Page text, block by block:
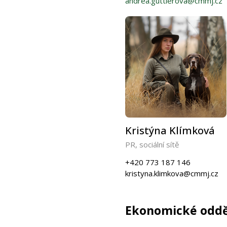
Kristýna Klímková
PR, sociální sítě
+420 773 187 146
kristyna.klimkova@cmmj.cz
Ekonomické